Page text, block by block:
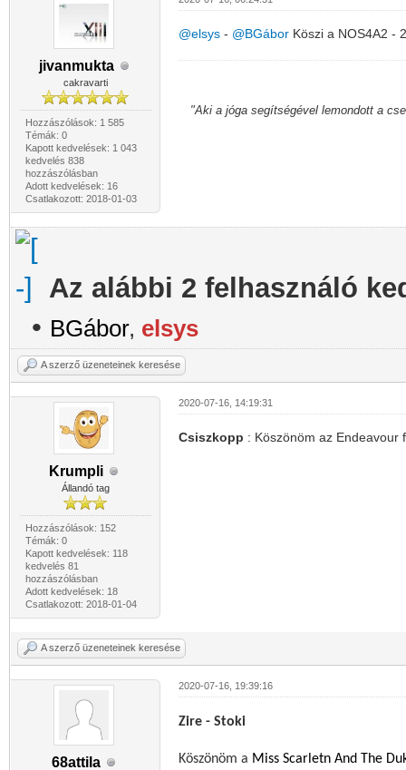
jivanmukta
cakravarti
Hozzászólások: 1 585
Témák: 0
Kapott kedvelések: 1 043
kedvelés 838
hozzászólásban
Adott kedvelések: 16
Csatlakozott: 2018-01-03
@elsys- @BGáborKöszi a NOS4A2 -
"Aki a jóga segítségével lemondott a
Az alábbi 2 felhasználó
• BGábor, elsys
A szerző üzeneteinek keresése
Krumpli
Állandó tag
Hozzászólások: 152
Témák: 0
Kapott kedvelések: 118
kedvelés 81
hozzászólásban
Adott kedvelések: 18
Csatlakozott: 2018-01-04
2020-07-16, 14:19:31
Csiszkopp : Köszönöm az Endeavour
A szerző üzeneteinek keresése
68attila
2020-07-16, 19:39:16
Zire - Stoki
Köszönöm a Miss Scarletn And The